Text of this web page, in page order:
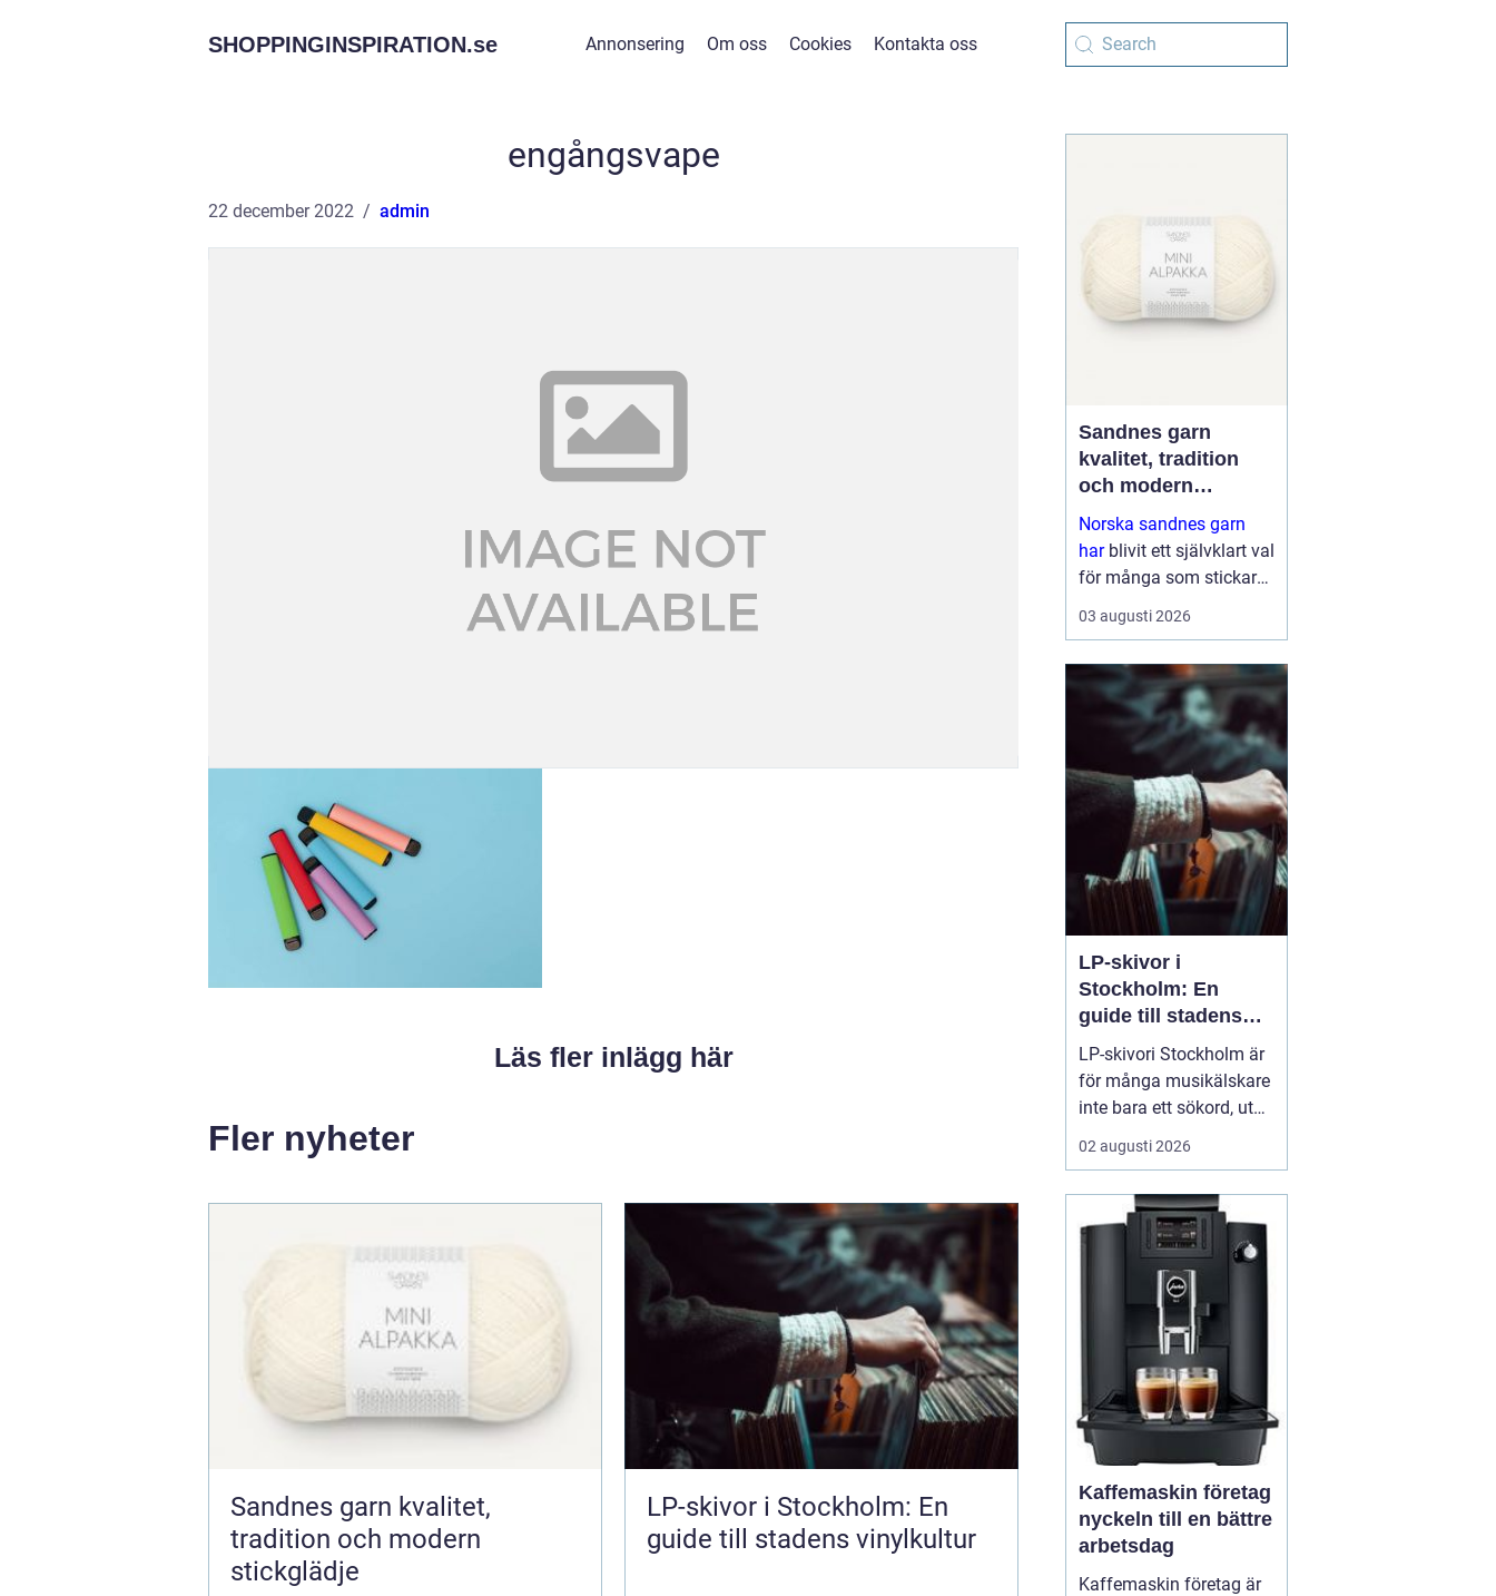
SHOPPINGINSPIRATION.se Annonsering Om oss Cookies Kontakta oss
engångsvape
22 december 2022 admin
Läs fler inlägg här
Fler nyheter
Sandnes garn kvalitet,
tradition och modern
stickglädje
LP-skivor i Stockholm: En
guide till stadens vinylkultur
Sandnes garn
kvalitet, tradition
och modern
stickglädje
Norska sandnes garn
harblivit ett självklart val
för många som stickar
och virkar i Sverige.
Kombinationen av hög
färger och mönster som
följer trender gör ...
03 augusti 2026
LP-skivor i
Stockholm: En
guide till stadens
vinylkultur
LP-skivori Stockholm är
för många musikälskare
inte bara ett sökord, utan
en dörr in till en levande
kultur av butiker, samlare
Stockholm har
vinylformatet fått ett
tydligt uppsving d...
02 augusti 2026
Kaffemaskin företag
nyckeln till en bättre
arbetsdag
Kaffemaskin företag är